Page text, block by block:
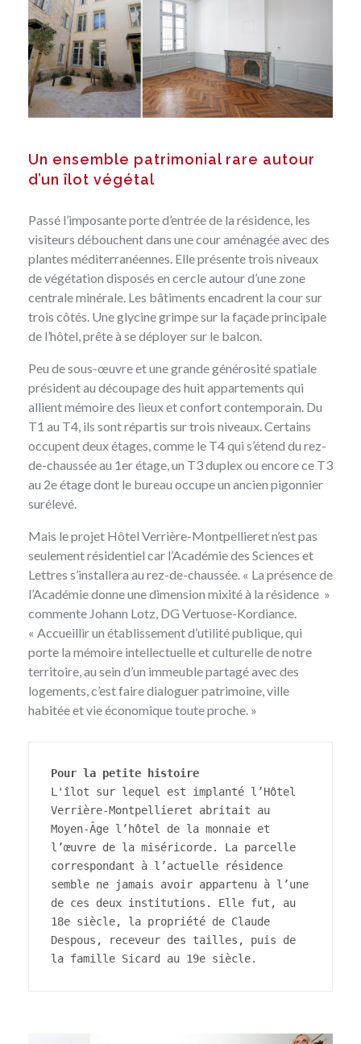
Un ensemble patrimonial rare autour
d’un îlot végétal
Passé l’imposante porte d’entrée de la résidence, les
visiteurs débouchent dans une cour aménagée avec des
plantes méditerranéennes. Elle présente trois niveaux
de végétation disposés en cercle autour d’une zone
centrale minérale. Les bâtiments encadrent la cour sur
trois côtés. Une glycine grimpe sur la façade principale
de l’hôtel, prête à se déployer sur le balcon.
Peu de sous-œuvre et une grande générosité spatiale
président au découpage des huit appartements qui
allient mémoire des lieux et confort contemporain. Du
T1 au T4, ils sont répartis sur trois niveaux. Certains
occupent deux étages, comme le T4 qui s’étend du rez-
de-chaussée au 1er étage, un T3 duplex ou encore ce T3
au 2e étage dont le bureau occupe un ancien pigonnier
surélevé.
Mais le projet Hôtel Verrière-Montpellieret n’est pas
seulement résidentiel car l’Académie des Sciences et
Lettres s’installera au rez-de-chaussée. « La présence de
l’Académie donne une dimension mixité à la résidence »
commente Johann Lotz, DG Vertuose-Kordiance.
« Accueillir un établissement d’utilité publique, qui
porte la mémoire intellectuelle et culturelle de notre
territoire, au sein d’un immeuble partagé avec des
logements, c’est faire dialoguer patrimoine, ville
habitée et vie économique toute proche. »
Pour la petite histoire
L'îlot sur lequel est implanté l’Hôtel
Verrière-Montpellieret abritait au
Moyen-Âge l’hôtel de la monnaie et
l’œuvre de la miséricorde. La parcelle
correspondant à l’actuelle résidence
semble ne jamais avoir appartenu à l’une
de ces deux institutions. Elle fut, au
18e siècle, la propriété de Claude
Despous, receveur des tailles, puis de
la famille Sicard au 19e siècle.